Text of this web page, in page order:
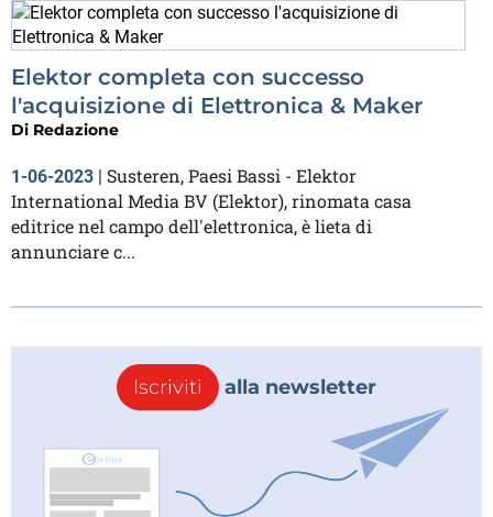
Elektor completa con successo
l'acquisizione di Elettronica & Maker
Di Redazione
1-06-2023 | Susteren, Paesi Bassi - Elektor
International Media BV (Elektor), rinomata casa
editrice nel campo dell'elettronica, è lieta di
annunciare c...
Iscriviti alla newsletter